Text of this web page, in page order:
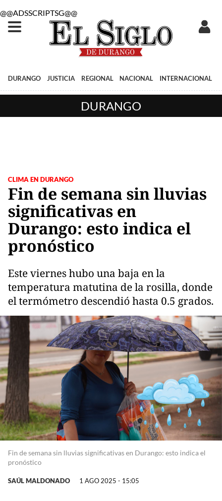
@@ADSSCRIPTSG@@
DURANGO JUSTICIA REGIONAL NACIONAL INTERNACIONAL
DURANGO
CLIMA EN DURANGO
Fin de semana sin lluvias
significativas en
Durango: esto indica el
pronóstico
Este viernes hubo una baja en la
temperatura matutina de la rosilla, donde
el termómetro descendió hasta 0.5 grados.
Fin de semana sin lluvias significativas en Durango: esto indica el
pronóstico
SAÚL MALDONADO 1 AGO 2025 - 15:05